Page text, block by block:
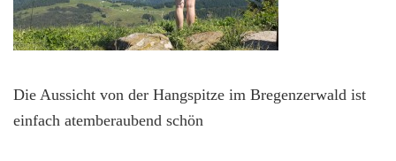
Die Aussicht von der Hangspitze im Bregenzerwald ist
einfach atemberaubend schön